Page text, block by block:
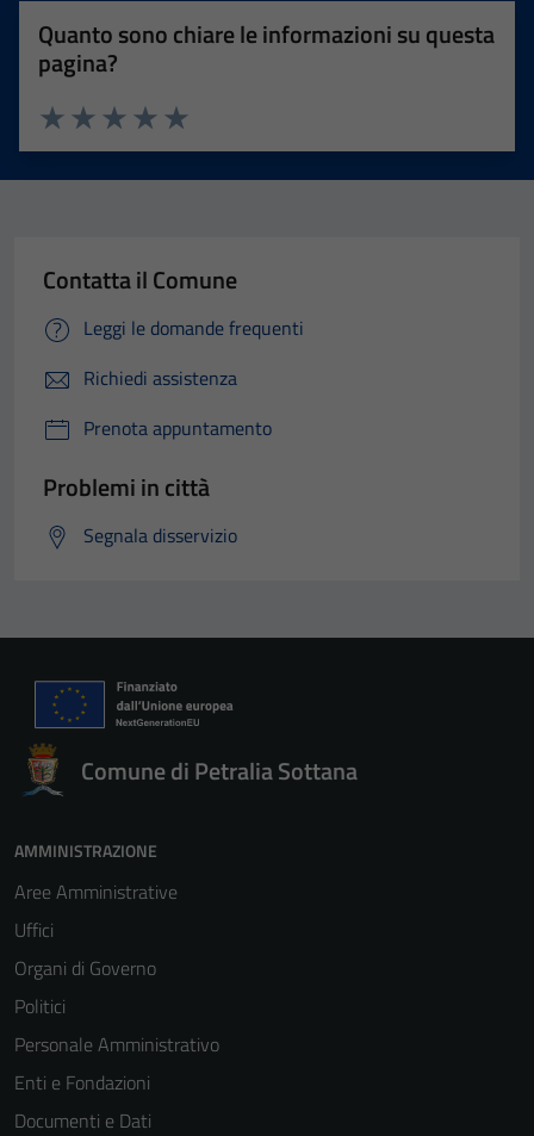
Quanto sono chiare le informazioni su questa
pagina?
Valuta 5 stelle su 5
Valuta 4 stelle su 5
Valuta 3 stelle su 5
Valuta 2 stelle su 5
Valuta 1 stelle su 5
Contatta il Comune
Leggi le domande frequenti
Richiedi assistenza
Prenota appuntamento
Problemi in città
Segnala disservizio
Comune di Petralia Sottana
AMMINISTRAZIONE
Aree Amministrative
Uffici
Organi di Governo
Politici
Personale Amministrativo
Enti e Fondazioni
Documenti e Dati